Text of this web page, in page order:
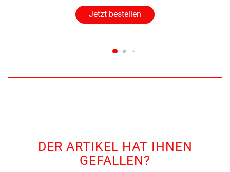
Jetzt bestellen
DER ARTIKEL HAT IHNEN
GEFALLEN?